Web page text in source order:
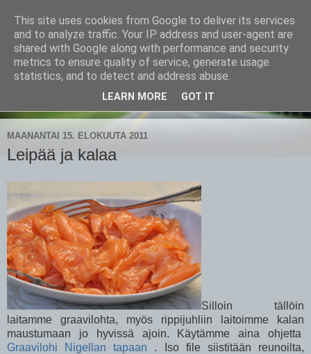
CampaSimpukka
kammen- ja kauhanpyöritystä
MAANANTAI 15. ELOKUUTA 2011
Leipää ja kalaa
Silloin tällöin
laitamme graavilohta, myös rippijuhliin laitoimme kalan
maustumaan jo hyvissä ajoin. Käytämme aina ohjetta
Graavilohi Nigellan tapaan . Iso file siistitään reunoilta,
This site uses cookies from Google to deliver its services
and to analyze traffic. Your IP address and user-agent are
shared with Google along with performance and security
metrics to ensure quality of service, generate usage
statistics, and to detect and address abuse.
LEARN MORE GOT IT